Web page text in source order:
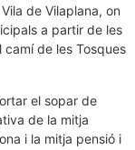
de Vilaplana, on
a partir de les
camí de les Tosques
el sopar de
de la mitja
i la mitja pensió i